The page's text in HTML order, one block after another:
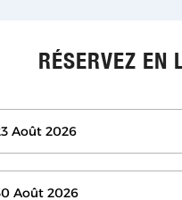
RÉSERVEZ EN